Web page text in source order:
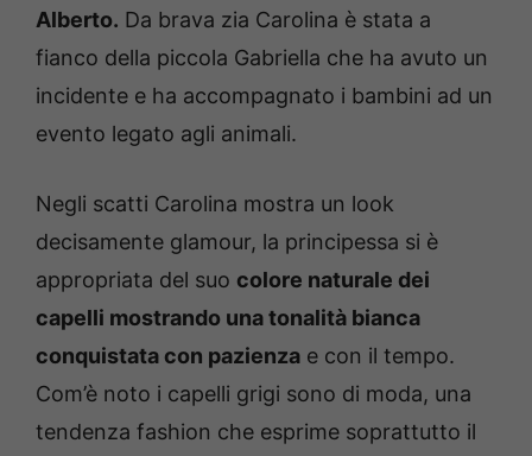
Alberto. Da brava zia Carolina è stata a
fianco della piccola Gabriella che ha avuto un
incidente e ha accompagnato i bambini ad un
evento legato agli animali.
Negli scatti Carolina mostra un look
decisamente glamour, la principessa si è
appropriata del suo colore naturale dei
capelli mostrando una tonalità bianca
conquistata con pazienza e con il tempo.
Com’è noto i capelli grigi sono di moda, una
tendenza fashion che esprime soprattutto il